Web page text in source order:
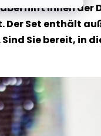
hilft Ihnen
Set enthält
Sie bereit, in